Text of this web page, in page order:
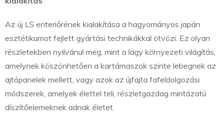
Az új LS enteriőrének kialakítása a hagyományos japán
esztétikumot fejlett gyártási technikákkal ötvözi. Ez olyan
részletekben nyilvánul meg, mint a lágy környezeti világítás,
amelynek köszönhetően a kartámaszok szinte lebegnek az
ajtópanelek mellett, vagy azok az újfajta fafeldolgozási
módszerek, amelyek élettel teli, részletgazdag mintázatú
díszítőelemeknek adnak életet.